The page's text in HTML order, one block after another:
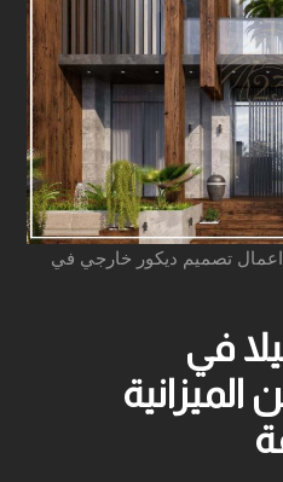
تصميم ديكور خارجي في
في